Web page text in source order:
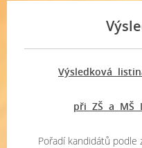
Výsledková
při ZŠ a MŠ
Pořadí kandidátů podle